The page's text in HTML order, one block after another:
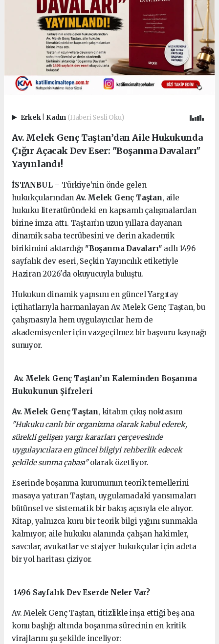
Erkek Kadın (Haberi Sesli Oku)
Av. Melek Genç Taştan’dan Aile Hukukunda
Çığır Açacak Dev Eser: "Boşanma Davaları"
Yayınlandı!
İSTANBUL– Türkiye’nin önde gelen
hukukçularından Av. Melek Genç Taştan, aile
hukuku literatüründeki en kapsamlı çalışmalardan
birine imza attı. Taştan’ın uzun yıllara dayanan
dinamik saha tecrübesini ve derin akademik
birikimini aktardığı "Boşanma Davaları" adlı 1496
sayfalık dev eseri, Seçkin Yayıncılık etiketiyle
Haziran 2026'da okuyucuyla buluştu.
Hukukun dinamik yapısını en güncel Yargıtay
içtihatlarıyla harmanlayan Av. Melek Genç Taştan, bu
çalışmasıyla hem uygulayıcılar hem de
akademisyenler için vazgeçilmez bir başvuru kaynağı
sunuyor.
Av. Melek Genç Taştan’ın Kaleminden Boşanma
Hukukunun Şifreleri
Av. Melek Genç Taştan, kitabın çıkış noktasını
"Hukuku canlı bir organizma olarak kabul ederek,
sürekli gelişen yargı kararları çerçevesinde
uygulayıcılara en güncel bilgiyi rehberlik edecek
şekilde sunma çabası"olarak özetliyor.
Eserinde boşanma kurumunun teorik temellerini
masaya yatıran Taştan, uygulamadaki yansımaları
bütünsel ve sistematik bir bakış açısıyla ele alıyor.
Kitap, yalnızca kuru bir teorik bilgi yığını sunmakla
kalmıyor; aile hukuku alanında çalışan hakimler,
savcılar, avukatlar ve stajyer hukukçular için adeta
bir yol haritası çiziyor.
1496 Sayfalık Dev Eserde Neler Var?
Av. Melek Genç Taştan, titizlikle inşa ettiği beş ana
konu başlığı altında boşanma sürecinin en kritik
virajlarını şu şekilde inceliyor: